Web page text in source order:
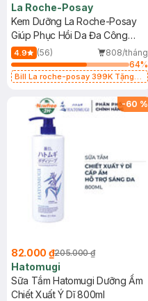
La Roche-Posay
Kem Dưỡng La Roche-Posay
Giúp Phục Hồi Da Đa Công
Dụng 40ml
4.9 (56)
808/tháng
64%
Bill La roche-posay 399K Tặng
(SL có hạn)
-60 %
82.000 ₫205.000 ₫
Hatomugi
Sữa Tắm Hatomugi Dưỡng Ẩm
Chiết Xuất Ý Dĩ 800ml